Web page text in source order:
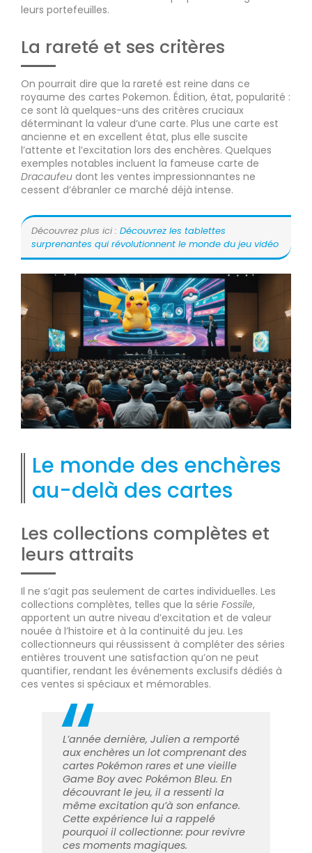
leurs portefeuilles.
La rareté et ses critères
On pourrait dire que la rareté est reine dans ce
royaume des cartes Pokemon. Édition, état, popularité :
ce sont là quelques-uns des critères cruciaux
déterminant la valeur d’une carte. Plus une carte est
ancienne et en excellent état, plus elle suscite
l’attente et l’excitation lors des enchères. Quelques
exemples notables incluent la fameuse carte de
Dracaufeu dont les ventes impressionnantes ne
cessent d’ébranler ce marché déjà intense.
Découvrez plus ici : Découvrez les tablettes
surprenantes qui révolutionnent le monde du jeu vidéo
Le monde des enchères
au-delà des cartes
Les collections complètes et
leurs attraits
Il ne s’agit pas seulement de cartes individuelles. Les
collections complètes, telles que la série Fossile,
apportent un autre niveau d’excitation et de valeur
nouée à l’histoire et à la continuité du jeu. Les
collectionneurs qui réussissent à compléter des séries
entières trouvent une satisfaction qu’on ne peut
quantifier, rendant les événements exclusifs dédiés à
ces ventes si spéciaux et mémorables.
L’année dernière, Julien a remporté
aux enchères un lot comprenant des
cartes Pokémon rares et une vieille
Game Boy avec Pokémon Bleu. En
découvrant le jeu, il a ressenti la
même excitation qu’à son enfance.
Cette expérience lui a rappelé
pourquoi il collectionne: pour revivre
ces moments magiques.